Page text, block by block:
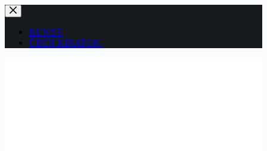
Zum
Inhalt
springenKUNST.
ÜBER KIRATON.